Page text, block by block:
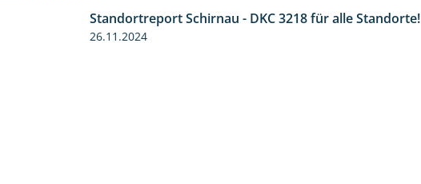
Standortreport Schirnau - DKC 3218 für alle Standorte!
26.11.2024